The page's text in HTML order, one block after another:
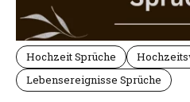
Hochzeit Sprüche
Lebensereignisse Sprüche